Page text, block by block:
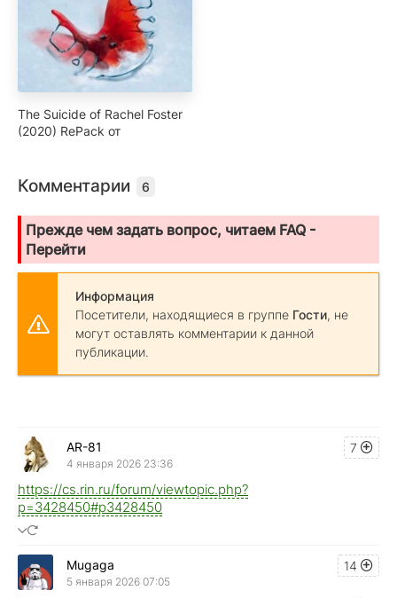
The Suicide of Rachel Foster
(2020) RePack от
Комментарии 6
Прежде чем задать вопрос, читаем FAQ -
Перейти
Информация
Посетители, находящиеся в группе Гости, не
могут оставлять комментарии к данной
публикации.
7
AR-81
4 января 2026 23:36
https://cs.rin.ru/forum/viewtopic.php?
p=3428450#p3428450
14
Mugaga
5 января 2026 07:05